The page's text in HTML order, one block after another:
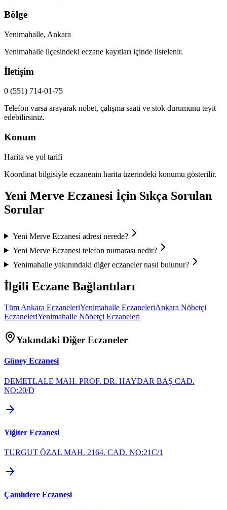
Bölge
Yenimahalle, Ankara
Yenimahalle ilçesindeki eczane kayıtları içinde listelenir.
İletişim
0 (551) 714-01-75
Telefon varsa arayarak nöbet, çalışma saati ve stok durumunu teyit
edebilirsiniz.
Konum
Harita ve yol tarifi
Koordinat bilgisiyle eczanenin harita üzerindeki konumu gösterilir.
Yeni Merve Eczanesi İçin Sıkça Sorulan
Sorular
Yeni Merve Eczanesi adresi nerede?
Yeni Merve Eczanesi telefon numarası nedir?
Yenimahalleyakınındaki diğer eczaneler nasıl bulunur?
İlgili Eczane Bağlantıları
TümAnkara EczaneleriYenimahalle EczaneleriAnkara Nöbetçi
EczaneleriYenimahalle Nöbetçi Eczaneleri
Yakındaki Diğer Eczaneler
Güney Eczanesi
DEMETLALE MAH. PROF. DR. HAYDAR BAŞ CAD.
NO:20/D
Yiğiter Eczanesi
TURGUT ÖZAL MAH. 2164. CAD. NO:21C/1
Çamlıdere Eczanesi